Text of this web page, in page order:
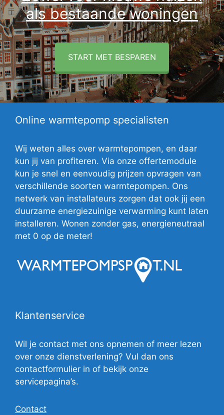
als bestaande woningen
START MET BESPAREN
Online warmtepomp specialisten
Wij weten alles over warmtepompen, en daar
kun jij van profiteren. Via onze offertemodule
kun je snel en eenvoudig prijzen opvragen van
verschillende soorten warmtepompen. Ons
netwerk van installateurs zorgen dat ook jij een
duurzame energiezuinige verwarming kunt laten
installeren. Wonen zonder gas, energieneutraal
met 0 op de meter!
Klantenservice
Wil je contact met ons opnemen of meer lezen
over onze dienstverlening? Vul dan ons
contactformulier in of bekijk onze
servicepagina’s.
Contact